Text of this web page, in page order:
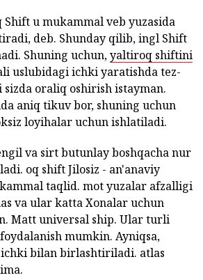
u mukammal veb yuzasida
deb. Shunday qilib, ingl Shift
Shuning uchun,yaltiroq shiftini
uslubidagi ichki yaratishda tez-
oraliq oshirish istayman.
aniq tikuv bor, shuning uchun
loyihalar uchun ishlatiladi.
va sirt butunlay boshqacha nur
oq shift Jilosiz - an'anaviy
taqlid. mot yuzalar afzalligi
va ular katta Xonalar uchun
Matt universal ship. Ular turli
mumkin. Ayniqsa,
bilan birlashtiriladi. atlas